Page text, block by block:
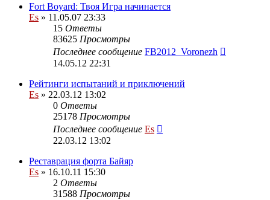
Fort Boyard: Твоя Игра начинается
Es » 11.05.07 23:33
15 Ответы
83625 Просмотры
Последнее сообщение FB2012_Voronezh
14.05.12 22:31
Рейтинги испытаний и приключений
Es » 22.03.12 13:02
0 Ответы
25178 Просмотры
Последнее сообщение Es
22.03.12 13:02
Реставрация форта Байяр
Es » 16.10.11 15:30
2 Ответы
31588 Просмотры